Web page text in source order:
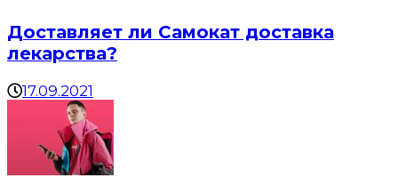
Доставляет ли Самокат доставка
лекарства?
17.09.2021